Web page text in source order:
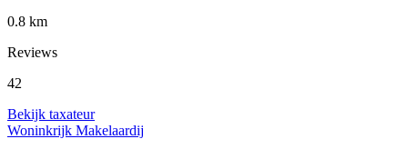
0.8 km
Reviews
42
Bekijk taxateur
Woninkrijk Makelaardij